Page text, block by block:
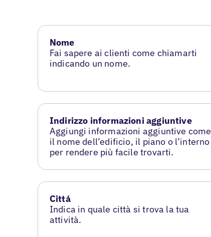
Nome
Fai sapere ai clienti come chiamarti
indicando un nome.
Indirizzo informazioni aggiuntive
Aggiungi informazioni aggiuntive come
il nome dell’edificio, il piano o l’interno
per rendere più facile trovarti.
Cittá
Indica in quale città si trova la tua
attività.